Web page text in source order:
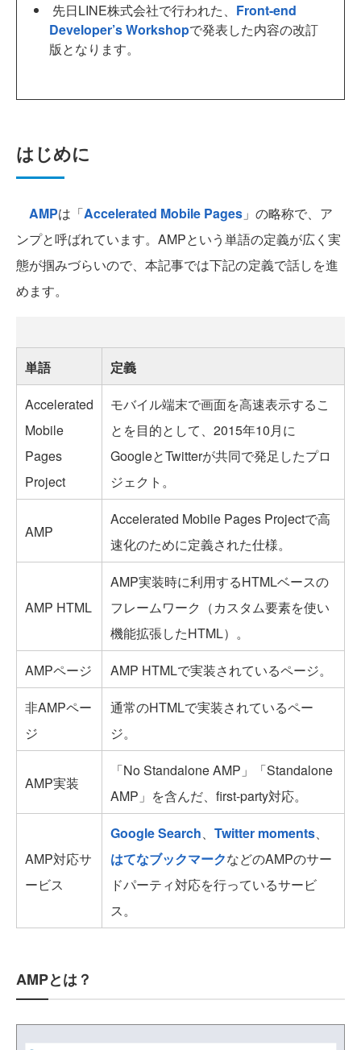
先日LINE株式会社で行われた、 Front-end
Developer’s Workshopで発表した内容の改訂
版となります。
はじめに
AMPは「Accelerated Mobile Pages 」の略称で、ア
ンプと呼ばれています。AMPという単語の定義が広く実
態が掴みづらいので、本記事では下記の定義で話しを進
めます。
単語
定義
Accelerated
Mobile
Pages
Project
モバイル端末で画面を高速表示するこ
とを目的として、2015年10月に
GoogleとTwitterが共同で発足したプロ
ジェクト。
AMP
Accelerated Mobile Pages Projectで高
速化のために定義された仕様。
AMP HTML
AMP実装時に利用するHTMLベースの
フレームワーク（カスタム要素を使い
機能拡張したHTML）。
AMPページ
AMP HTMLで実装されているページ。
非AMPペー
ジ
通常のHTMLで実装されているペー
ジ。
AMP実装
「No Standalone AMP」「Standalone
AMP」を含んだ、first-party対応。
AMP対応サ
ービス
Google Search、 Twitter moments、
はてなブックマークなどのAMPのサー
ドパーティ対応を行っているサービ
ス。
AMPとは？